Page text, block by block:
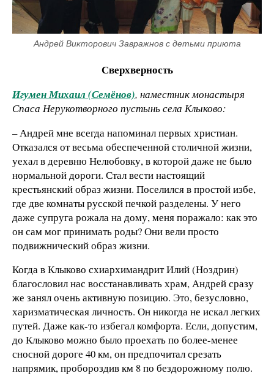
Андрей Викторович Завражнов с детьми приюта
Сверхверность
Игумен Михаил (Семёнов), наместник монастыря
Спаса Нерукотворного пустынь села Клыково:
– Андрей мне всегда напоминал первых христиан.
Отказался от весьма обеспеченной столичной жизни,
уехал в деревню Нелюбовку, в которой даже не было
нормальной дороги. Стал вести настоящий
крестьянский образ жизни. Поселился в простой избе,
где две комнаты русской печкой разделены. У него
даже супруга рожала на дому, меня поражало: как это
он сам мог принимать роды? Они вели просто
подвижнический образ жизни.
Когда в Клыково схиархимандрит Илий (Ноздрин)
благословил нас восстанавливать храм, Андрей сразу
же занял очень активную позицию. Это, безусловно,
харизматическая личность. Он никогда не искал легких
путей. Даже как-то избегал комфорта. Если, допустим,
до Клыково можно было проехать по более-менее
сносной дороге 40 км, он предпочитал срезать
напрямик, пробороздив км 8 по бездорожному полю.